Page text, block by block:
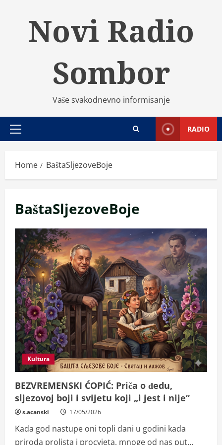
Novi Radio
Sombor
Vaše svakodnevno informisanje
Primary
RADIO
Home BaštaSljezoveBoje
BaštaSljezoveBoje
Kultura
BEZVREMENSKI ĆOPIĆ: Priča o đedu,
sljezovoj boji i svijetu koji „i jest i nije“
s.acanski 17/05/2026
Kada god nastupe oni topli dani u godini kada
priroda prolista i procvjeta, mnoge od nas put...